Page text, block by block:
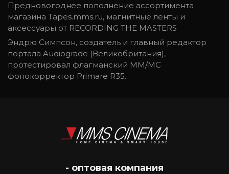
Предновогоднее пополнение ассортимента
магазина Tapes.mms.ru, магнитные ленты и
аксессуары от RECORDING THE MASTERS
Эндрю Симпсон, создатель и главный редактор
портала Audiograde (Великобритания),
протестировал флагманский MM/MC
фонокорректор Primare R35.
- оптовая компания